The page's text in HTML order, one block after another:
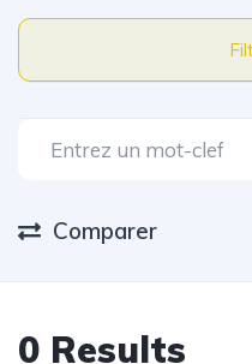
Comparer
0 Results